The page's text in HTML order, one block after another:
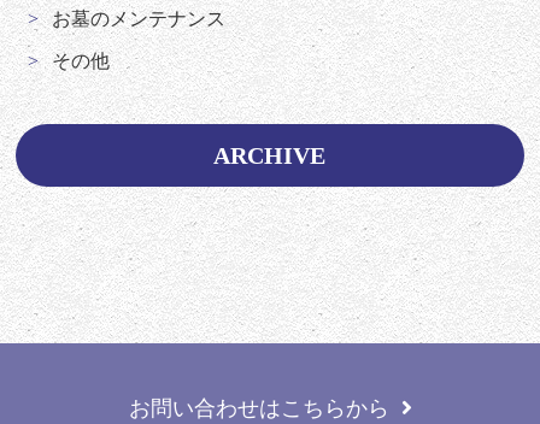
お墓のメンテナンス
その他
ARCHIVE
お問い合わせはこちらから